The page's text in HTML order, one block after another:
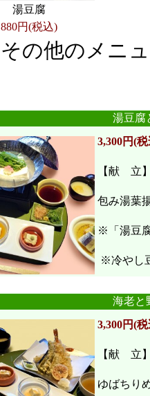
湯豆腐
880円(税込)
その他のメニ
湯豆腐
3,300円(
【献 立
包み湯葉
※「湯豆
※冷やし
海老
3,300円(
【献 立
ゆばちり